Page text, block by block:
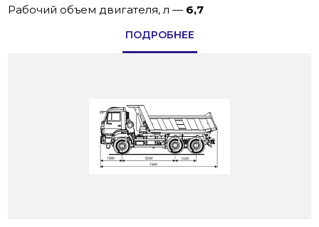
Рабочий объем двигателя, л — 6,7
ПОДРОБНЕЕ